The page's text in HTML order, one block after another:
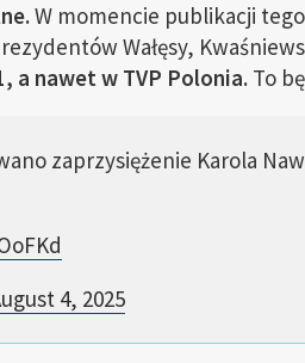
W momencie publikacji
Wałęsy,
a nawet w TVP Polonia.To
zaprzysiężenie Karola
4, 2025